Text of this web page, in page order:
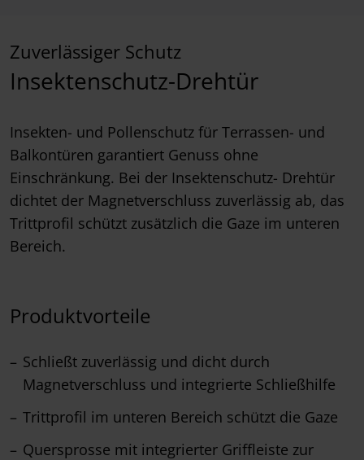
Zuverlässiger Schutz
Insektenschutz-Drehtür
Insekten- und Pollenschutz für Terrassen- und
Balkontüren garantiert Genuss ohne
Einschränkung. Bei der Insektenschutz- Drehtür
dichtet der Magnetverschluss zuverlässig ab, das
Trittprofil schützt zusätzlich die Gaze im unteren
Bereich.
Produktvorteile
Schließt zuverlässig und dicht durch
Magnetverschluss und integrierte Schließhilfe
Trittprofil im unteren Bereich schützt die Gaze
Quersprosse mit integrierter Griffleiste zur